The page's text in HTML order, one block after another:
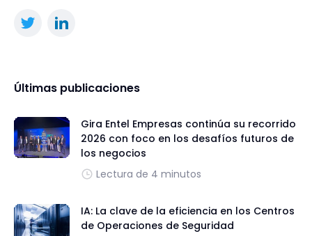
Últimas publicaciones
Gira Entel Empresas continúa su recorrido
2026 con foco en los desafíos futuros de
los negocios
Lectura de 4 minutos
IA: La clave de la eficiencia en los Centros
de Operaciones de Seguridad